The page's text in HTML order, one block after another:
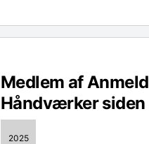
Medlem af Anmeld
Håndværker siden
2025